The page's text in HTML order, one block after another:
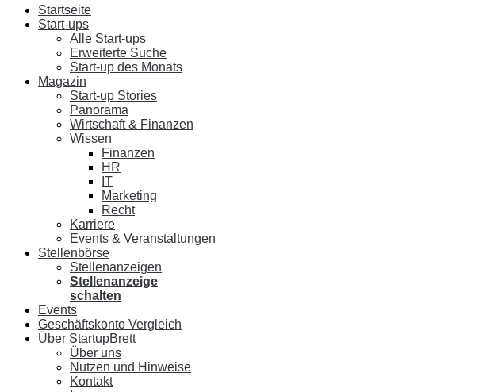
Startseite
Start-ups
Alle Start-ups
Erweiterte Suche
Start-up des Monats
Magazin
Start-up Stories
Panorama
Wirtschaft & Finanzen
Wissen
Finanzen
HR
IT
Marketing
Recht
Karriere
Events & Veranstaltungen
Stellenbörse
Stellenanzeigen
Stellenanzeige
schalten
Events
Geschäftskonto Vergleich
Über StartupBrett
Über uns
Nutzen und Hinweise
Kontakt